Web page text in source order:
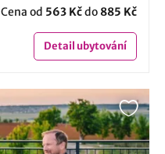
Cena od 563 Kčdo 885 Kč
Detailubytování